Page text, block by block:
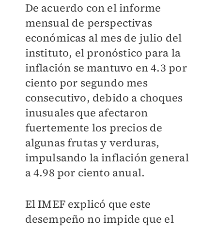
De acuerdo con el informe
mensual de perspectivas
económicas al mes de julio del
instituto, el pronóstico para la
inflación se mantuvo en 4.3 por
ciento por segundo mes
consecutivo, debido a choques
inusuales que afectaron
fuertemente los precios de
algunas frutas y verduras,
impulsando la inflación general
a 4.98 por ciento anual.
El IMEF explicó que este
desempeño no impide que el